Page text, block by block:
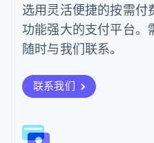
选用灵活便捷的按需
功能强大的支付平台。
随时与我们联系。
联系我们
瑞典
SvenskaEnglish
瑞士
DeutschFrançaisItaliano
English
斯洛伐克
斯洛文尼亚
English